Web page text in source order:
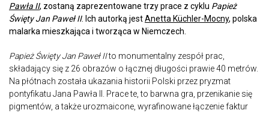
Pawła II, zostaną zaprezentowane trzy prace z cyklu Papież
Święty Jan Paweł II. Ich autorką jestAnetta Küchler-Mocny, polska
malarka mieszkająca i tworząca w Niemczech.
Papież Święty Jan Paweł IIto monumentalny zespół prac,
składający się z 26 obrazów o łącznej długości prawie 40 metrów.
Na płótnach została ukazania historii Polski przez pryzmat
pontyfikatu Jana Pawła II. Prace te, to barwna gra, przenikanie się
pigmentów, a także urozmaicone, wyrafinowane łączenie faktur